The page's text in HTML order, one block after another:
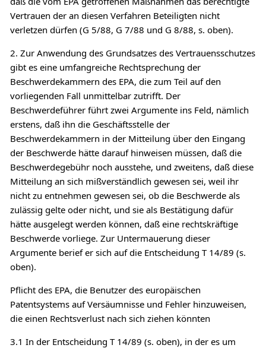
Vertrauen der an diesen Verfahren Beteiligten nicht
verletzen dürfen (G 5/88, G 7/88 und G 8/88, s. oben).
2. Zur Anwendung des Grundsatzes des Vertrauensschutzes
gibt es eine umfangreiche Rechtsprechung der
Beschwerdekammern des EPA, die zum Teil auf den
vorliegenden Fall unmittelbar zutrifft. Der
Beschwerdeführer führt zwei Argumente ins Feld, nämlich
erstens, daß ihn die Geschäftsstelle der
Beschwerdekammern in der Mitteilung über den Eingang
der Beschwerde hätte darauf hinweisen müssen, daß die
Beschwerdegebühr noch ausstehe, und zweitens, daß diese
Mitteilung an sich mißverständlich gewesen sei, weil ihr
nicht zu entnehmen gewesen sei, ob die Beschwerde als
zulässig gelte oder nicht, und sie als Bestätigung dafür
hätte ausgelegt werden können, daß eine rechtskräftige
Beschwerde vorliege. Zur Untermauerung dieser
Argumente berief er sich auf die Entscheidung T 14/89 (s.
oben).
Pflicht des EPA, die Benutzer des europäischen
Patentsystems auf Versäumnisse und Fehler hinzuweisen,
die einen Rechtsverlust nach sich ziehen könnten
3.1 In der Entscheidung T 14/89 (s. oben), in der es um